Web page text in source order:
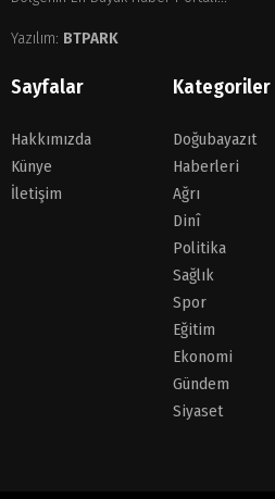
Yazılım: BTPARK
Sayfalar
Hakkımızda
Künye
İletişim
Kategoriler
Doğubayazıt
Haberleri
Ağrı
Dinî
Politika
Sağlık
Spor
Eğitim
Ekonomi
Gündem
Siyaset